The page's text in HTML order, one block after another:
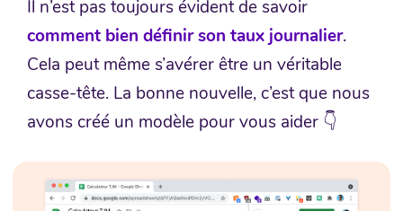
Il n’est pas toujours évident de savoir
comment bien définir son taux journalier.
Cela peut même s’avérer être un véritable
casse-tête. La bonne nouvelle, c’est que nous
avons créé un modèle pour vous aider 👇